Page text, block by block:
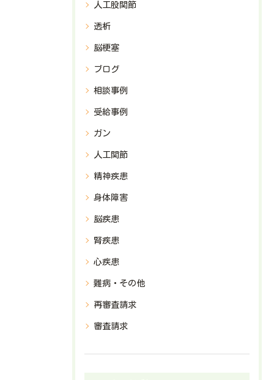
人工股関節
透析
脳梗塞
ブログ
相談事例
受給事例
ガン
人工関節
精神疾患
身体障害
脳疾患
腎疾患
心疾患
難病・その他
再審査請求
審査請求